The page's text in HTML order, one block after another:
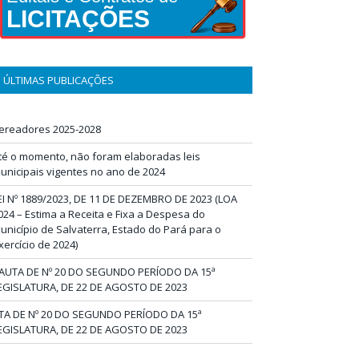
LICITAÇÕES
ÚLTIMAS PUBLICAÇÕES
2025-2028
o momento, não foram elaboradas leis
vigentes no ano de 2024
Nº 1889/2023, DE 11 DE DEZEMBRO DE 2023 (LOA
– Estima a Receita e Fixa a Despesa do
de Salvaterra, Estado do Pará para o
de 2024)
DE Nº 20 DO SEGUNDO PERÍODO DA 15ª
DE 22 DE AGOSTO DE 2023
DE Nº 20 DO SEGUNDO PERÍODO DA 15ª
DE 22 DE AGOSTO DE 2023